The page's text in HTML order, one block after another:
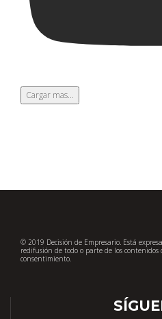
Cargar mas...
© 2019 Decisión de Empresario. Está
redifusión de todo o parte de los contenidos
consentimiento.